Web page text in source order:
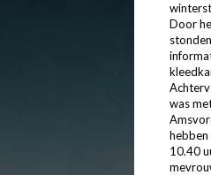
Door
was
10.40